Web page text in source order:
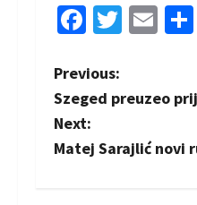
Facebook
Twitter
P
o
s
Previous:
Szeged preuzeo
Next:
Matej Sarajlić novi